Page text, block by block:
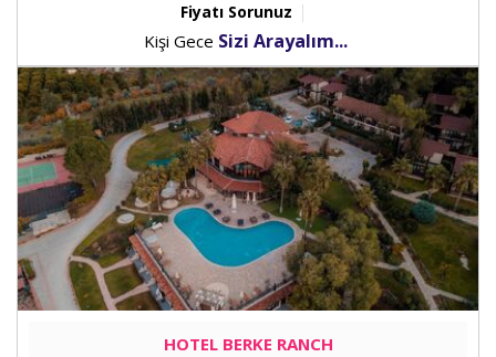
Fiyatı Sorunuz
Kişi Gece Sizi Arayalım...
HOTEL BERKE RANCH